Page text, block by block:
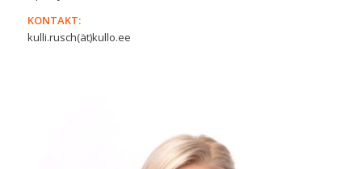
KONTAKT:
kulli.rusch(ät)kullo.ee